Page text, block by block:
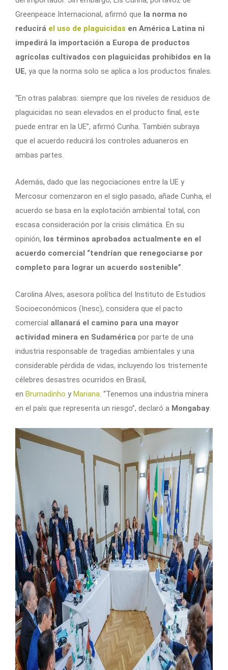
Greenpeace Internacional, afirmó que la norma no
reducirá el uso de plaguicidas en América Latina ni
impedirá la importación a Europa de productos
agrícolas cultivados con plaguicidas prohibidos en la
UE, ya que la norma solo se aplica a los productos finales.
“En otras palabras: siempre que los niveles de residuos de
plaguicidas no sean elevados en el producto final, este
puede entrar en la UE”, afirmó Cunha. También subraya
que el acuerdo reducirá los controles aduaneros en
ambas partes.
Además, dado que las negociaciones entre la UE y
Mercosur comenzaron en el siglo pasado, añade Cunha, el
acuerdo se basa en la explotación ambiental total, con
escasa consideración por la crisis climática. En su
opinión, los términos aprobados actualmente en el
acuerdo comercial “tendrían que renegociarse por
completo para lograr un acuerdo sostenible”.
Carolina Alves, asesora política del Instituto de Estudios
Socioeconómicos (Inesc), considera que el pacto
comercial allanará el camino para una mayor
actividad minera en Sudamérica por parte de una
industria responsable de tragedias ambientales y una
considerable pérdida de vidas, incluyendo los tristemente
célebres desastres ocurridos en Brasil,
en Brumadinho y Mariana. “Tenemos una industria minera
en el país que representa un riesgo”, declaró a Mongabay.